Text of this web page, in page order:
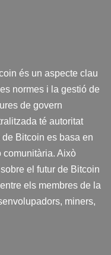
és un aspecte clau
normes i la gestió de
de govern
té autoritat
Bitcoin es basa en
comunitària. Això
el futur de Bitcoin
els membres de la
miners,